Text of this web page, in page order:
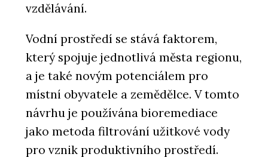
vzdělávání.
Vodní prostředí se stává faktorem,
který spojuje jednotlivá města regionu,
a je také novým potenciálem pro
místní obyvatele a zemědělce. V tomto
návrhu je používána bioremediace
jako metoda filtrování užitkové vody
pro vznik produktivního prostředí.